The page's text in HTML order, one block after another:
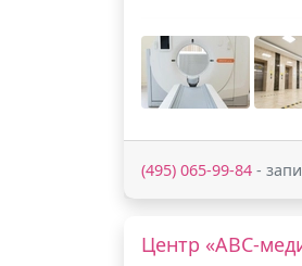
(495) 065-99-84 -
Центр «АВС-